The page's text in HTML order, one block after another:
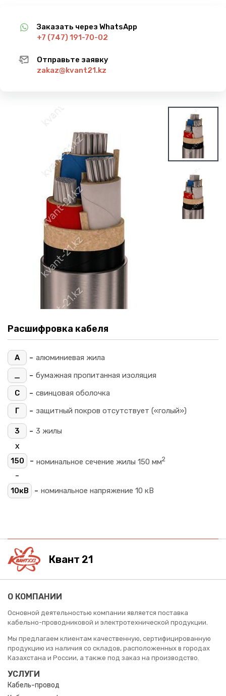
Заказать через WhatsApp
+7 (747) 191-70-02
Отправьте заявку
zakaz@kvant21.kz
Расшифровка кабеля
А - алюминиевая жила
_
- бумажная пропитанная изоляция
С
- свинцовая оболочка
Г
- защитный покров отсутствует («голый»)
3 - 3 жилы
х
150 - номинальное сечение жилы 150 мм2
-
10кВ - номинальное напряжение 10 кВ
Квант 21
О КОМПАНИИ
Основной деятельностью компании является поставка
кабельно-проводниковой и электротехнической продукции.
Мы предлагаем клиентам качественную, сертифицированную
продукцию из наличия со складов, расположенных в городах
Казахстана и России, а также под заказ на производство.
УСЛУГИ
Кабель-провод